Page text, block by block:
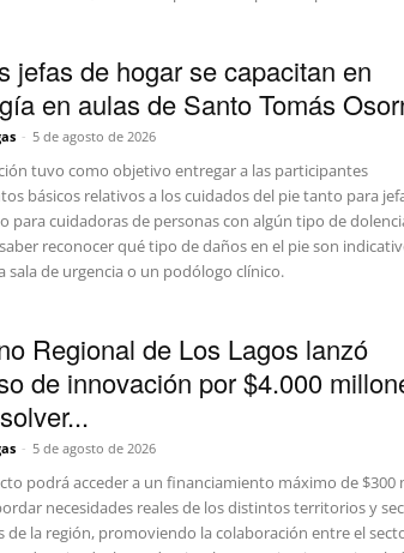
jefas de hogar se capacitan en
en aulas de Santo Tomás
- 5 de agosto de 2026
tuvo como objetivo entregar a las participantes
básicos relativos a los cuidados del pie tanto para
para cuidadoras de personas con algún tipo de
reconocer qué tipo de daños en el pie son
sala de urgencia o un podólogo clínico.
Regional de Los Lagos lanzó
de innovación por $4.000
- 5 de agosto de 2026
podrá acceder a un financiamiento máximo de $300
necesidades reales de los distintos territorios y
de la región, promoviendo la colaboración entre el